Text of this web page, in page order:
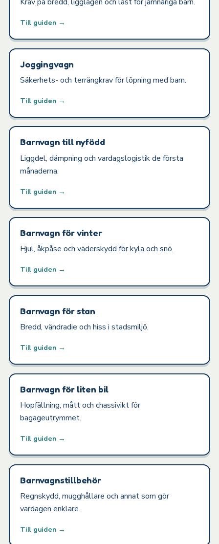
Till guiden →
Joggingvagn
Säkerhets- och terrängkrav för löpning med barn.
Till guiden →
Barnvagn till nyfödd
Liggdel, dämpning och vardagslogistik de första
månaderna.
Till guiden →
Barnvagn för vinter
Hjul, åkpåse och väderskydd för kyla och snö.
Till guiden →
Barnvagn för stan
Bredd, vändradie och hiss i stadsmiljö.
Till guiden →
Barnvagn för liten bil
Hopfällning, mått och chassivikt för
bagageutrymmet.
Till guiden →
Barnvagnstillbehör
Regnskydd, mugghållare och annat som gör
vardagen enklare.
Till guiden →